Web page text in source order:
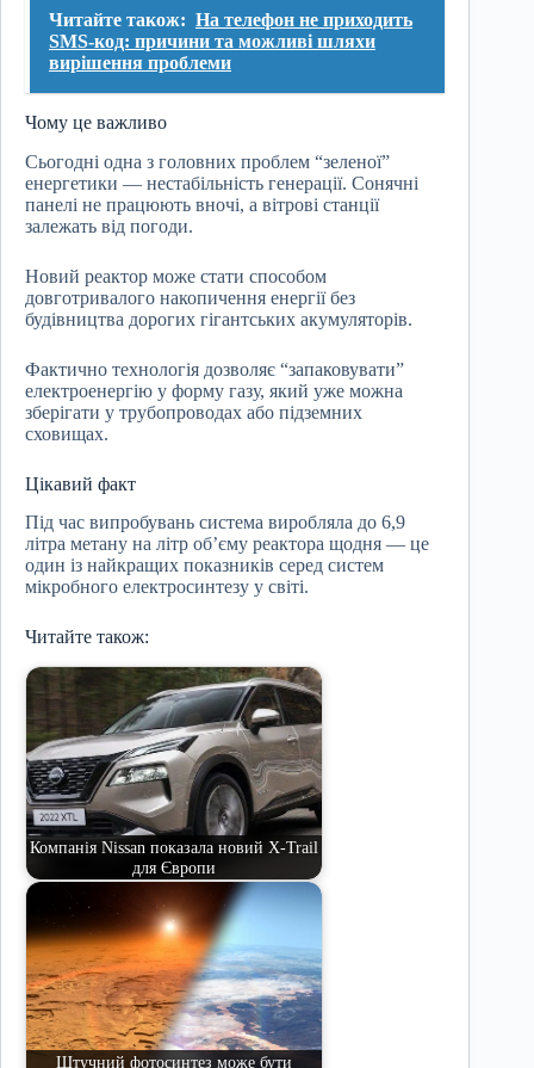
Читайте також: На телефон не приходить
SMS-код: причини та можливі шляхи
вирішення проблеми
Чому це важливо
Сьогодні одна з головних проблем “зеленої”
енергетики — нестабільність генерації. Сонячні
панелі не працюють вночі, а вітрові станції
залежать від погоди.
Новий реактор може стати способом
довготривалого накопичення енергії без
будівництва дорогих гігантських акумуляторів.
Фактично технологія дозволяє “запаковувати”
електроенергію у форму газу, який уже можна
зберігати у трубопроводах або підземних
сховищах.
Цікавий факт
Під час випробувань система виробляла до 6,9
літра метану на літр об’єму реактора щодня — це
один із найкращих показників серед систем
мікробного електросинтезу у світі.
Читайте також:
Компанія Nissan показала новий X-Trail
для Європи
Штучний фотосинтез може бути